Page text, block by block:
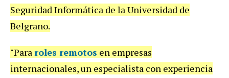
Seguridad Informática de la Universidad de
Belgrano.
"Pararoles remotos en empresas
internacionales, un especialista con experiencia